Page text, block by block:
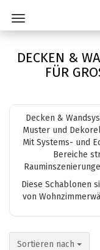
DECKEN &
FÜR
Decken &
Muster und
Mit Systems- und
Bereiche
Diese Schablonen
von
Sortieren nach
Sortieren nach